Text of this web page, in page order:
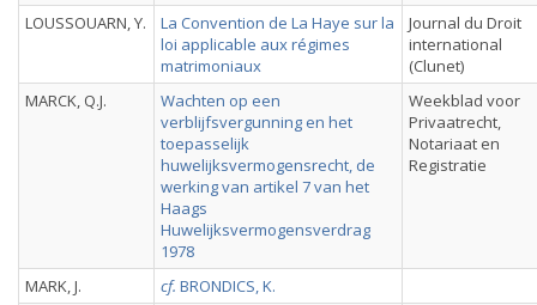
LOUSSOUARN, Y.
La Convention de La Haye sur la
loi applicable aux régimes
matrimoniaux
Journal du Droit
international
(Clunet)
MARCK, Q.J.
Wachten op een
verblijfsvergunning en het
toepasselijk
huwelijksvermogensrecht, de
werking van artikel 7 van het
Haags
Huwelijksvermogensverdrag
1978
Weekblad voor
Privaatrecht,
Notariaat en
Registratie
MARK, J. cf. BRONDICS, K.